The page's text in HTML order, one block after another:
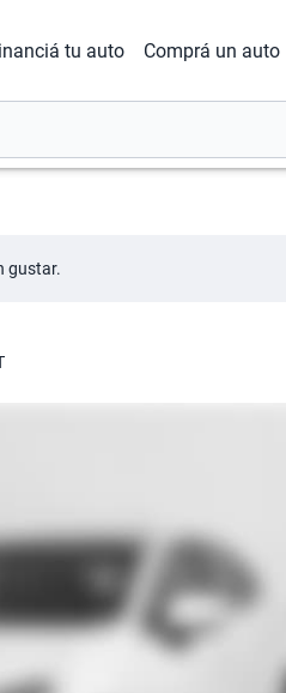
tu auto Comprá un auto
gustar.